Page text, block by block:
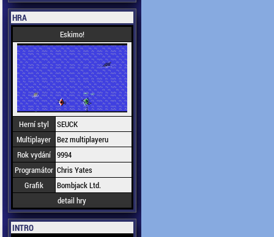
HRA
Eskimo!
Herní styl
SEUCK
Multiplayer Bez multiplayeru
Rok vydání 9994
Programátor Chris Yates
Grafik
Bombjack Ltd.
detail hry
INTRO